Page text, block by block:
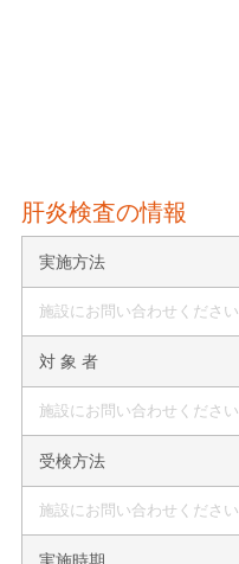
肝炎検査の情報
実施方法
施設にお問い合わせください
対 象 者
施設にお問い合わせください
受検方法
施設にお問い合わせください